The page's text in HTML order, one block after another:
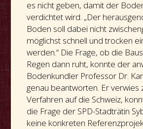
es nicht geben, damit der
verdichtet wird. „Der
Boden soll dabei nicht
möglichst schnell und trocken
werden.“ Die Frage, ob die
Regen dann ruht, konnte der
Bodenkundler Professor Dr.
genau beantworten. Er verwies
Verfahren auf die Schweiz,
die Frage der SPD-Stadträtin
keine konkreten